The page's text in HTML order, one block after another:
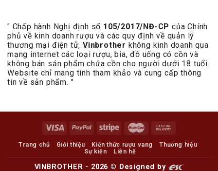
" Chấp hành Nghị định số 105/2017/NĐ-CP của Chính
phủ về kinh doanh rượu và các quy định về quản lý
thương mại điện tử,Vinbrother không kinh doanh qua
mạng internet các loại rượu, bia, đồ uống có cồn và
không bán sản phẩm chứa cồn cho người dưới 18 tuổi.
Website chỉ mang tính tham khảo và cung cấp thông
tin về sản phẩm. "
Trang chủ Giới thiệu Kiến thức rượu vang
Thương hiệu
Sự kiện
Liên hệ
VINBROTHER - 2026 © Designed by